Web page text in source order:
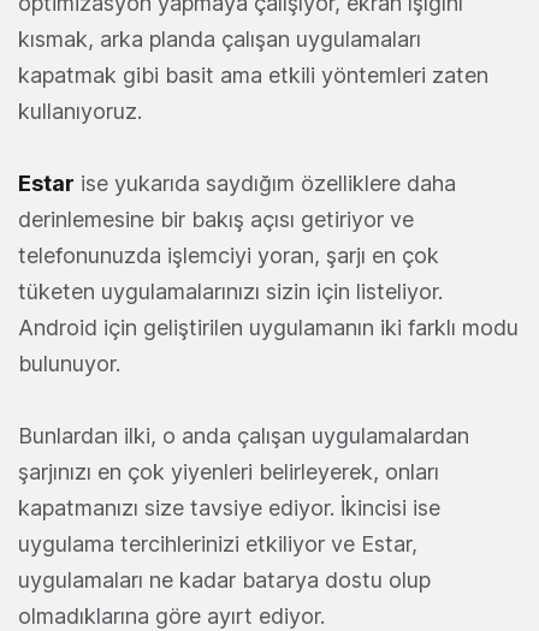
kısmak, arka planda çalışan uygulamaları
kapatmak gibi basit ama etkili yöntemleri zaten
kullanıyoruz.
Estar ise yukarıda saydığım özelliklere daha
derinlemesine bir bakış açısı getiriyor ve
telefonunuzda işlemciyi yoran, şarjı en çok
tüketen uygulamalarınızı sizin için listeliyor.
Android için geliştirilen uygulamanın iki farklı modu
bulunuyor.
Bunlardan ilki, o anda çalışan uygulamalardan
şarjınızı en çok yiyenleri belirleyerek, onları
kapatmanızı size tavsiye ediyor. İkincisi ise
uygulama tercihlerinizi etkiliyor ve Estar,
uygulamaları ne kadar batarya dostu olup
olmadıklarına göre ayırt ediyor.